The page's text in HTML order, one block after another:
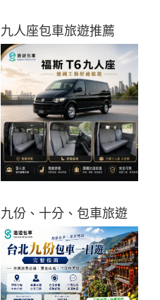
九人座包車旅遊推薦
九份、十分、包車旅遊